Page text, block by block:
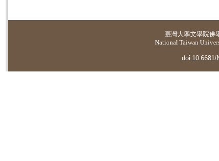
臺灣大學文學院佛
National Taiwan
doi:10.6681/